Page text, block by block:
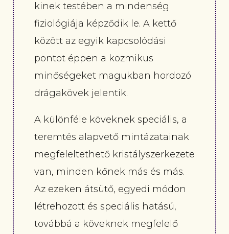
kinek testében a mindenség
fiziológiája képződik le. A kettő
között az egyik kapcsolódási
pontot éppen a kozmikus
minőségeket magukban hordozó
drágakövek jelentik.
A különféle köveknek speciális, a
teremtés alapvető mintázatainak
megfeleltethető kristályszerkezete
van, minden kőnek más és más.
Az ezeken átsütő, egyedi módon
létrehozott és speciális hatású,
továbbá a köveknek megfelelő